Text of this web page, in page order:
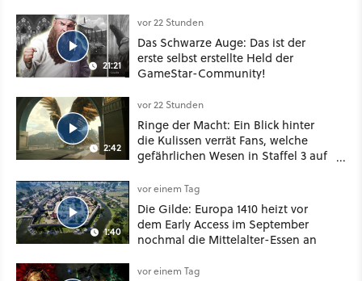
21:21
vor 22 Stunden
Das Schwarze Auge: Das ist der
erste selbst erstellte Held der
GameStar-Community!
2:42
vor 22 Stunden
Ringe der Macht: Ein Blick hinter
die Kulissen verrät Fans, welche
gefährlichen Wesen in Staffel 3 auf
1:40
vor einem Tag
Die Gilde: Europa 1410 heizt vor
dem Early Access im September
nochmal die Mittelalter-Essen an
vor einem Tag